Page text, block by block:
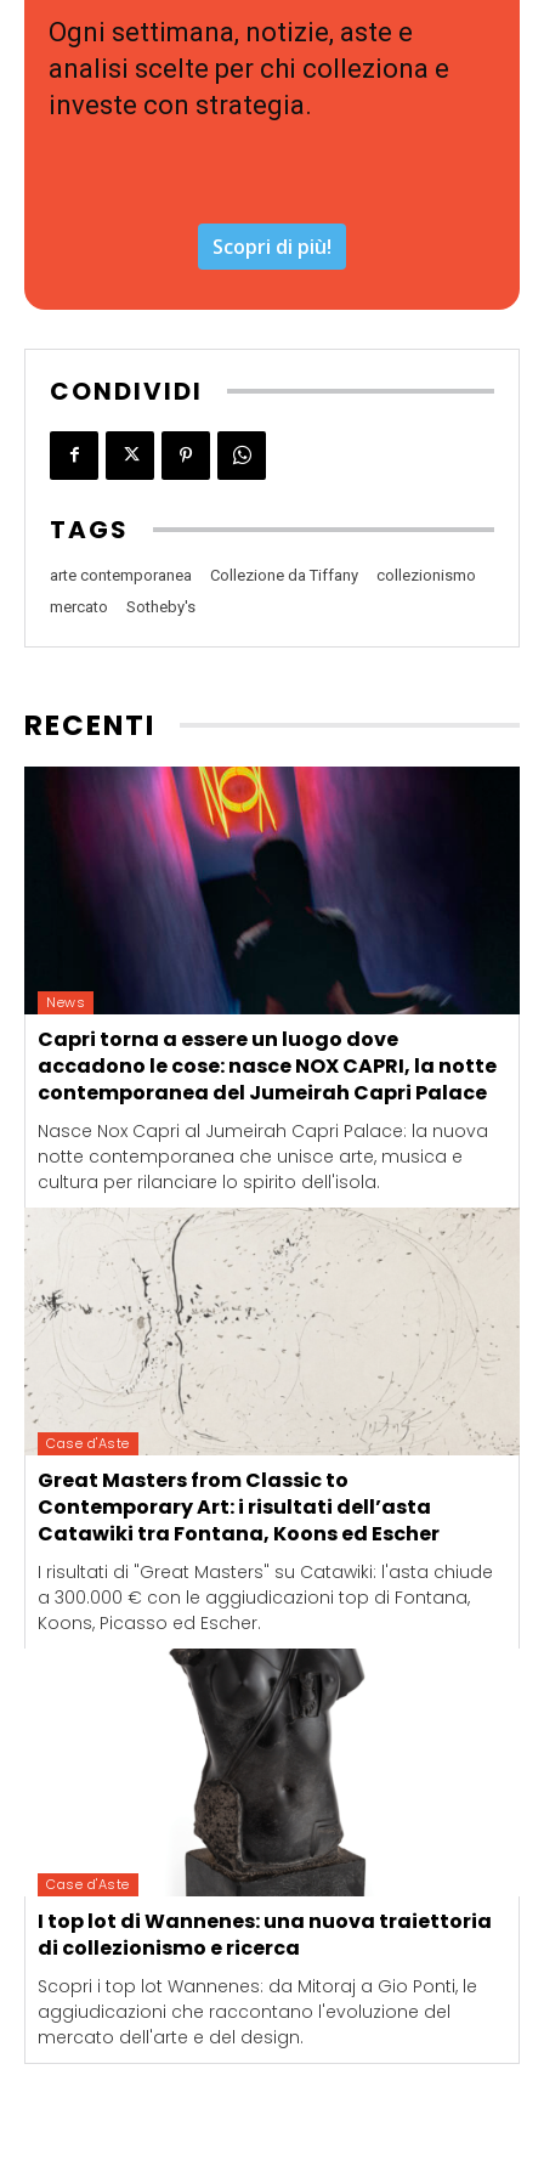
Ogni settimana, notizie, aste e
analisi scelte per chi colleziona e
investe con strategia.
Scopri di più!
CONDIVIDI
TAGS
arte contemporanea Collezione da Tiffany
collezionismo
mercato
Sotheby's
RECENTI
News
Capri torna a essere un luogo dove
accadono le cose: nasce NOX CAPRI, la notte
contemporanea del Jumeirah Capri Palace
Nasce Nox Capri al Jumeirah Capri Palace: la nuova
notte contemporanea che unisce arte, musica e
cultura per rilanciare lo spirito dell'isola.
Case d'Aste
Great Masters from Classic to
Contemporary Art: i risultati dell’asta
Catawiki tra Fontana, Koons ed Escher
I risultati di "Great Masters" su Catawiki: l'asta chiude
a 300.000 € con le aggiudicazioni top di Fontana,
Koons, Picasso ed Escher.
Case d'Aste
I top lot di Wannenes: una nuova traiettoria
di collezionismo e ricerca
Scopri i top lot Wannenes: da Mitoraj a Gio Ponti, le
aggiudicazioni che raccontano l'evoluzione del
mercato dell'arte e del design.